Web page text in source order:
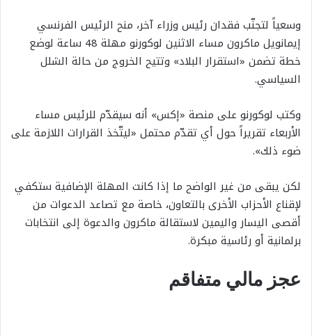
وسعياً لتجنّب فقدان رئيس وزراء آخر، منح الرئيس الفرنسي
إيمانويل ماكرون مساء الاثنين لوكورنو مهلة 48 ساعة لوضع
خطة تضمن «استقرار البلاد» وتتيح الخروج من حالة الشلل
السياسي.
وكتب لوكورنو على منصة «إكس» أنه سيقدّم للرئيس مساء
الأربعاء تقريراً حول أي تقدّم محتمل «ليتّخذ القرارات اللازمة على
ضوء ذلك».
لكن يبقى من غير الواضح ما إذا كانت المهلة الإضافية ستكفي
لإقناع الأحزاب الأخرى بالتعاون، خاصة مع تصاعد الدعوات من
أقصى اليسار واليمين لاستقالة ماكرون والدعوة إلى انتخابات
برلمانية أو رئاسية مبكرة.
عجز مالي متفاقم